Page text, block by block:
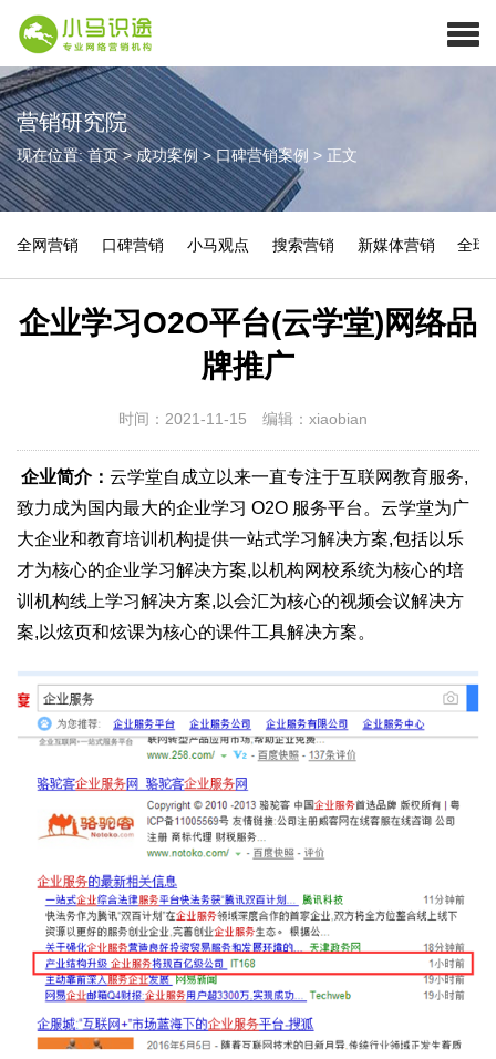
营销研究院
现在位置:首页>成功案例>口碑营销案例 > 正文
全网营销 口碑营销 小马观点 搜索营销 新媒体营销 全球
企业学习O2O平台(云学堂)网络品
牌推广
时间：2021-11-15 编辑：xiaobian
企业简介： 云学堂自成立以来一直专注于互联网教育服务,
致力成为国内最大的企业学习 O2O 服务平台。云学堂为广
大企业和教育培训机构提供一站式学习解决方案,包括以乐
才为核心的企业学习解决方案,以机构网校系统为核心的培
训机构线上学习解决方案,以会汇为核心的视频会议解决方
案,以炫页和炫课为核心的课件工具解决方案。